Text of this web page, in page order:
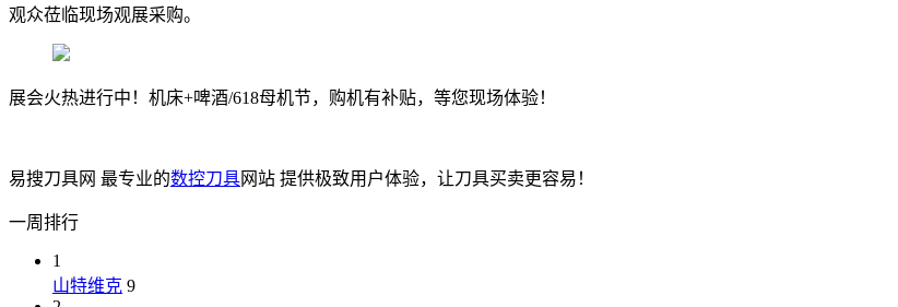
观众莅临现场观展采购。
展会火热进行中！机床+啤酒/618母机节，购机有补贴，等您现场体验！
易搜刀具网 最专业的数控刀具网站 提供极致用户体验，让刀具买卖更容易！
一周排行
1
山特维克 9